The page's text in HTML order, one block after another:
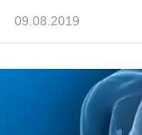
09.08.2019